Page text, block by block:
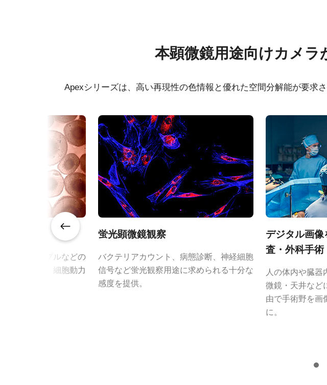
カラー／モノクロ カラー
可視光 + 近赤外 (NIR)
規格 3.2 MP
規格 横x縦 2064 x 1544 px
フレームレート/ラ
インレート
38 fps
インターフェース USB3 Vision
3CMOS RGB
Datasheet - AP-3200T-USB-
eBUS SDK for JAI (32 bit)
eBUS SDK for JAI (64 bit)
プリズム専用設計レンズシリーズ
JAIのプリズム専用設計レンズは、マルチ波長カメラ特有の
焦点特性を補正する特別な設計を採用しており、プリズム技
大限に引き出します。
これにより、プリズムベースカメラから期待される鮮明で
確実に提供します。
特定のカメラモデルに対応するレンズについては、
JAIカメラ専用 ACアダプタ VA-
本顕微鏡用途向けカメ
Apexシリーズは、高い再現性の色情報と優れた空間分解能が要求
、体液サンプルなどの
経時撮影や、細胞動力
蛍光顕微鏡観察
バクテリアカウント、病態診断、神経細胞
信号など蛍光観察用途に求められる十分な
感度を提供。
デジタル画
査・外科手術
人の体内や臓器
微鏡・天井など
由で手術野を画
に。